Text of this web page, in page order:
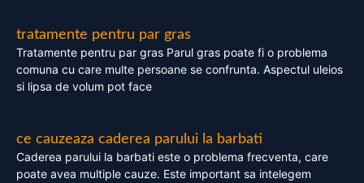
tratamente pentru par gras
Tratamente pentru par gras Parul gras poate fi o problema
comuna cu care multe persoane se confrunta. Aspectul uleios
si lipsa de volum pot face
ce cauzeaza caderea parului la barbati
Caderea parului la barbati este o problema frecventa, care
poate avea multiple cauze. Este important sa intelegem